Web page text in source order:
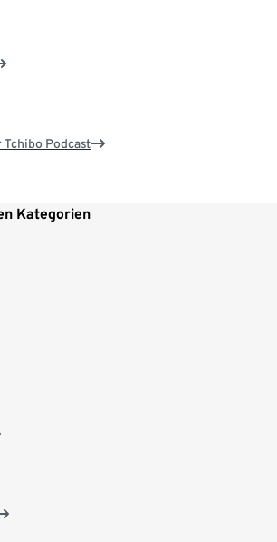
Tchibo Podcast
Kategorien